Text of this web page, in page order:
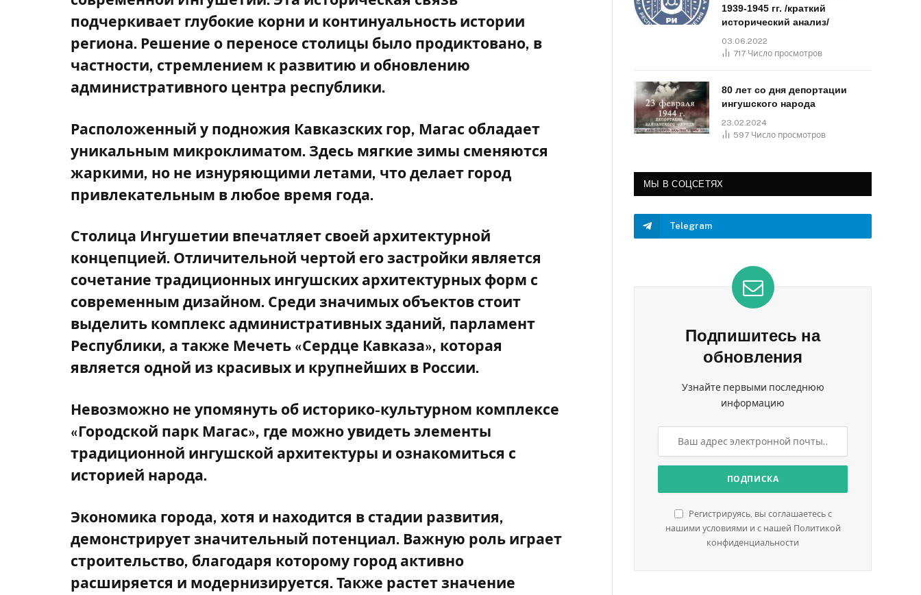
подчеркивает глубокие корни и континуальность истории
региона. Решение о переносе столицы было продиктовано, в
частности, стремлением к развитию и обновлению
административного центра республики.
Расположенный у подножия Кавказских гор, Магас обладает
уникальным микроклиматом. Здесь мягкие зимы сменяются
жаркими, но не изнуряющими летами, что делает город
привлекательным в любое время года.
Столица Ингушетии впечатляет своей архитектурной
концепцией. Отличительной чертой его застройки является
сочетание традиционных ингушских архитектурных форм с
современным дизайном. Среди значимых объектов стоит
выделить комплекс административных зданий, парламент
Республики, а также Мечеть «Сердце Кавказа», которая
является одной из красивых и крупнейших в России.
Невозможно не упомянуть об историко-культурном комплексе
«Городской парк Магас», где можно увидеть элементы
традиционной ингушской архитектуры и ознакомиться с
историей народа.
Экономика города, хотя и находится в стадии развития,
демонстрирует значительный потенциал. Важную роль играет
строительство, благодаря которому город активно
расширяется и модернизируется. Также растет значение
1939-1945 гг. /краткий
исторический анализ/
03.06.2022
717 Число просмотров
80 лет со дня депортации
ингушского народа
23.02.2024
597 Число просмотров
МЫ В СОЦСЕТЯХ
Telegram
Подпишитесь на
обновления
Узнайте первыми последнюю
информацию
Регистрируясь, вы соглашаетесь с
нашими условиями и с нашей Политикой
конфиденциальности